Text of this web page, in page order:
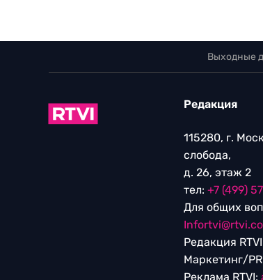
Выходные
Редакция
115280, г.
слобода,
д. 26, этаж 2
тел: +7 (499)
Для общих
Редакция
Маркетинг/
Реклама RTVI: